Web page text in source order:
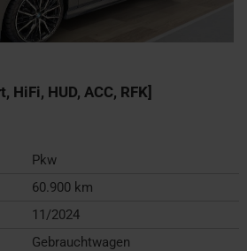
HiFi, HUD, ACC, RFK]
Pkw
60.900 km
11/2024
Gebrauchtwagen